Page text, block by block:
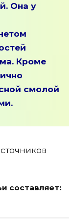
Она у
Кроме
смолой
составляет: